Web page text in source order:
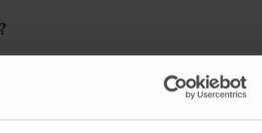
oficial; la docencia y la práctica